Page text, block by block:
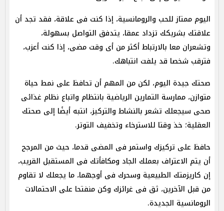
اليوم ممتاز للحب والرومانسية، إذا كنت فى علاقة، فقد تجد أن
علاقتك بشريكك تزداد عمقا، يتدفق التواصل بسهولة،
وتشعران معا بالارتباط أكثر من أى وقت مضى، إذا كنت أعزب،
فترقب شخصا قد يلفت انتباهك.
صحتك جيدة اليوم، لكن من المهم أن تحافظ على نمط حياة
متوازن، ممارسة التمارين الرياضية بانتظام واتباع نظام غذائى
صحى سيجعلك تشعر بالنشاط والتركيز، انتبه أيضًا إلى صحتك
العقلية؛ خذ وقتا للاسترخاء وتخفيف التوتر.
حافظ على تركيزك واستمر فى المضى قدما، حيث من المرجح
أن يتم الاعتراف بعملك الجاد ومكافأتك فى المستقبل القريب،
إن كاريزمتك الطبيعية وسحرك فى أوجهما، ما يجعلك لا تقاوم
من قبل الآخرين، ثق فى غرائزك وكن منفتحا على الاحتمالات
الرومانسية الجديدة.